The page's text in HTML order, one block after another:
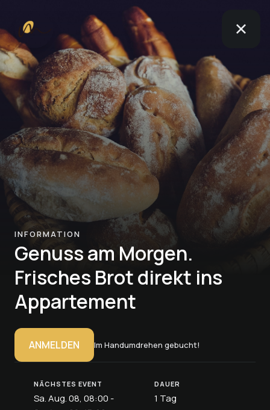
INFORMATION
Genuss am Morgen.
Frisches Brot direkt ins
Appartement
ANMELDEN Im Handumdrehen gebucht!
NÄCHSTES EVENT
Sa. Aug. 08, 08:00 -
DAUER
1 Tag